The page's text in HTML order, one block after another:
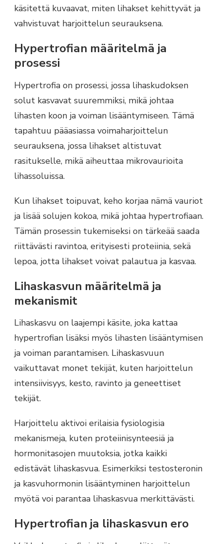
käsitettä kuvaavat, miten lihakset kehittyvät ja
vahvistuvat harjoittelun seurauksena.
Hypertrofian määritelmä ja
prosessi
Hypertrofia on prosessi, jossa lihaskudoksen
solut kasvavat suuremmiksi, mikä johtaa
lihasten koon ja voiman lisääntymiseen. Tämä
tapahtuu pääasiassa voimaharjoittelun
seurauksena, jossa lihakset altistuvat
rasitukselle, mikä aiheuttaa mikrovaurioita
lihassoluissa.
Kun lihakset toipuvat, keho korjaa nämä vauriot
ja lisää solujen kokoa, mikä johtaa hypertrofiaan.
Tämän prosessin tukemiseksi on tärkeää saada
riittävästi ravintoa, erityisesti proteiinia, sekä
lepoa, jotta lihakset voivat palautua ja kasvaa.
Lihaskasvun määritelmä ja
mekanismit
Lihaskasvu on laajempi käsite, joka kattaa
hypertrofian lisäksi myös lihasten lisääntymisen
ja voiman parantamisen. Lihaskasvuun
vaikuttavat monet tekijät, kuten harjoittelun
intensiivisyys, kesto, ravinto ja geneettiset
tekijät.
Harjoittelu aktivoi erilaisia fysiologisia
mekanismeja, kuten proteiinisynteesiä ja
hormonitasojen muutoksia, jotka kaikki
edistävät lihaskasvua. Esimerkiksi testosteronin
ja kasvuhormonin lisääntyminen harjoittelun
myötä voi parantaa lihaskasvua merkittävästi.
Hypertrofian ja lihaskasvun ero